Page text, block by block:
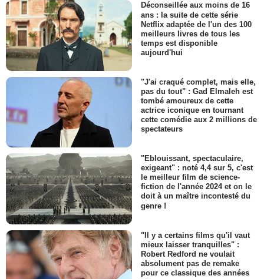
Déconseillée aux moins de 16
ans : la suite de cette série
Netflix adaptée de l'un des 100
meilleurs livres de tous les
temps est disponible
aujourd'hui
"J'ai craqué complet, mais elle,
pas du tout" : Gad Elmaleh est
tombé amoureux de cette
actrice iconique en tournant
cette comédie aux 2 millions de
spectateurs
"Eblouissant, spectaculaire,
exigeant" : noté 4,4 sur 5, c'est
le meilleur film de science-
fiction de l'année 2024 et on le
doit à un maître incontesté du
genre !
"Il y a certains films qu'il vaut
mieux laisser tranquilles" :
Robert Redford ne voulait
absolument pas de remake
pour ce classique des années